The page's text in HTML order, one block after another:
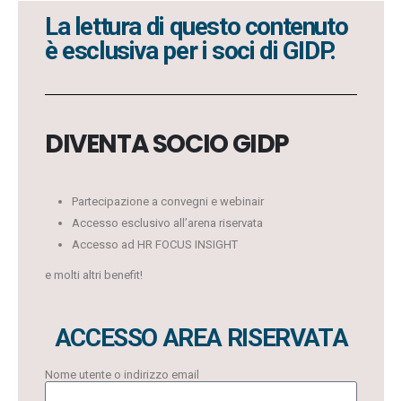
La lettura di questo contenuto
è esclusiva per i soci di GIDP.
DIVENTA SOCIO GIDP
Partecipazione a convegni e webinair
Accesso esclusivo all’arena riservata
Accesso ad HR FOCUS INSIGHT
e molti altri benefit!
ACCESSO AREA RISERVATA
Nome utente o indirizzo email